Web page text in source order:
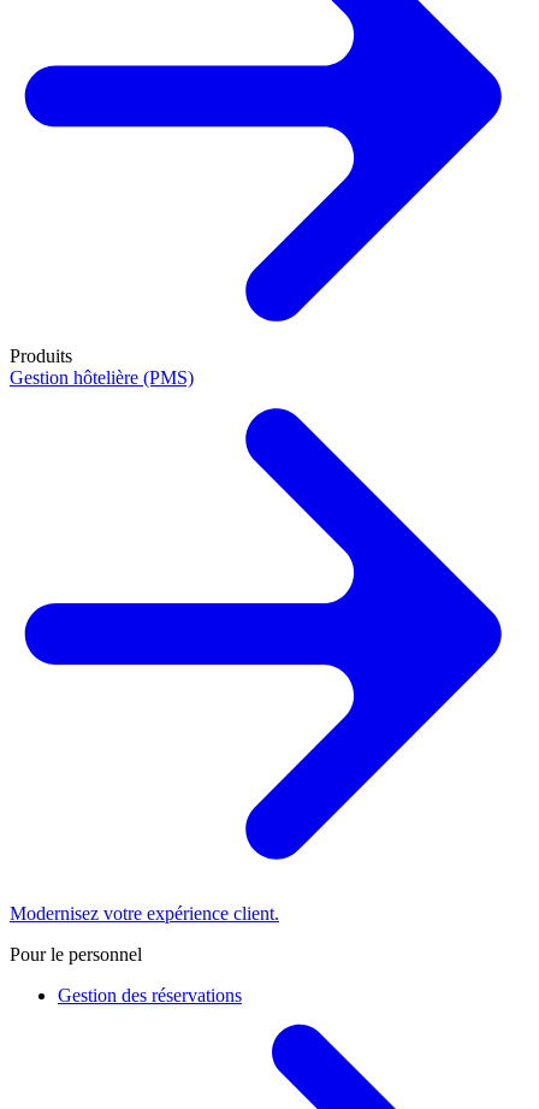
Produits
Gestion hôtelière (PMS)
Modernisez votre expérience client.
Pour le personnel
Gestion des réservations